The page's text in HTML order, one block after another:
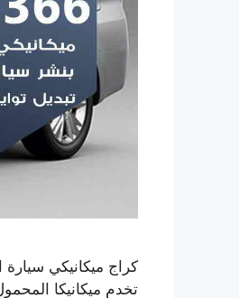
كراج ميكانيكي
تخدم ميكانيكا